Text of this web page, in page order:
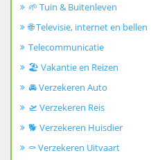
🌱 Tuin & Buitenleven
🌐 Televisie, internet en bellen
Telecommunicatie
🏖️ Vakantie en Reizen
🚘 Verzekeren Auto
🛫 Verzekeren Reis
🐕 Verzekeren Huisdier
⚰️ Verzekeren Uitvaart